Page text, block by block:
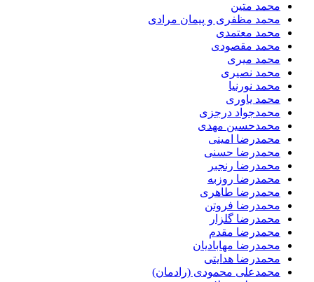
محمد متین
محمد مظفری و پیمان مرادی
محمد معتمدی
محمد مقصودی
محمد میری
محمد نصیری
محمد نورنیا
محمد یاوری
محمدجواد درجزی
محمدحسین مهدی
محمدرضا امینی
محمدرضا حسنی
محمدرضا رنجبر
محمدرضا روزبه
محمدرضا طاهری
محمدرضا فروتن
محمدرضا گلزار
محمدرضا مقدم
محمدرضا مهابادیان
محمدرضا هدایتی
محمدعلی محمودی (رادمان)